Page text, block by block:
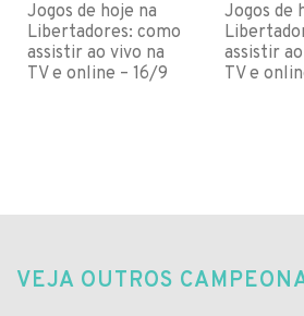
Jogos de hoje na
Libertadores: como
assistir ao vivo na
TV e online – 16/9
Jogos de
assistir
TV e
VEJA OUTROS